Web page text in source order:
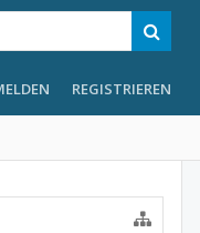
REGISTRIEREN